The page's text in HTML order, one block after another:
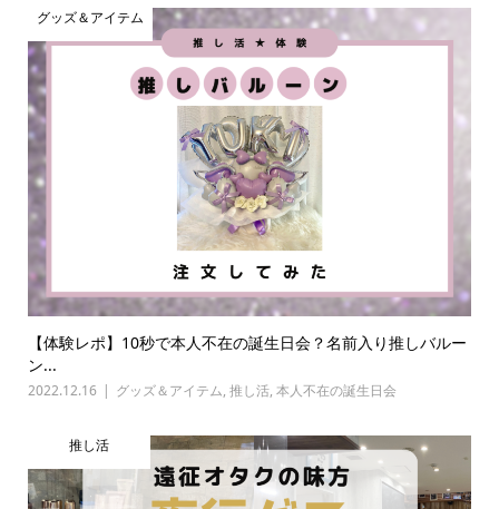
グッズ＆アイテム
【体験レポ】10秒で本人不在の誕生日会？名前入り推しバルー
ン...
2022.12.16 グッズ＆アイテム, 推し活, 本人不在の誕生日会
推し活